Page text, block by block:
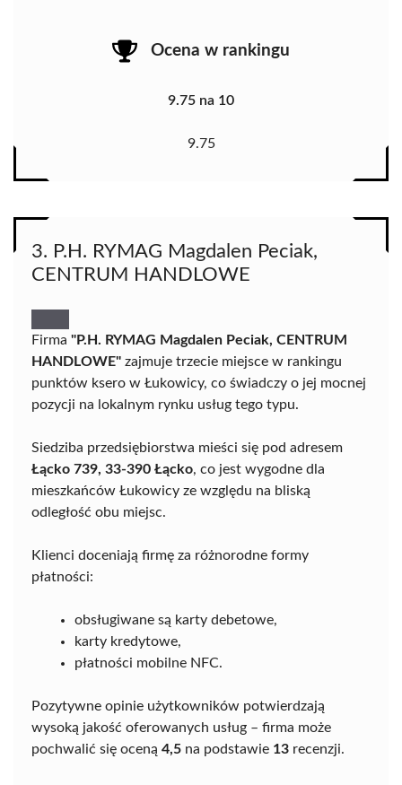
Ocena w rankingu
9.75 na 10
9.75
3. P.H. RYMAG Magdalen Peciak,
CENTRUM HANDLOWE
Firma "P.H. RYMAG Magdalen Peciak, CENTRUM
HANDLOWE" zajmuje trzecie miejsce w rankingu
punktów ksero w Łukowicy, co świadczy o jej mocnej
pozycji na lokalnym rynku usług tego typu.
Siedziba przedsiębiorstwa mieści się pod adresem
Łącko 739, 33-390 Łącko, co jest wygodne dla
mieszkańców Łukowicy ze względu na bliską
odległość obu miejsc.
Klienci doceniają firmę za różnorodne formy
płatności:
obsługiwane są karty debetowe,
karty kredytowe,
płatności mobilne NFC.
Pozytywne opinie użytkowników potwierdzają
wysoką jakość oferowanych usług – firma może
pochwalić się oceną 4,5 na podstawie 13 recenzji.